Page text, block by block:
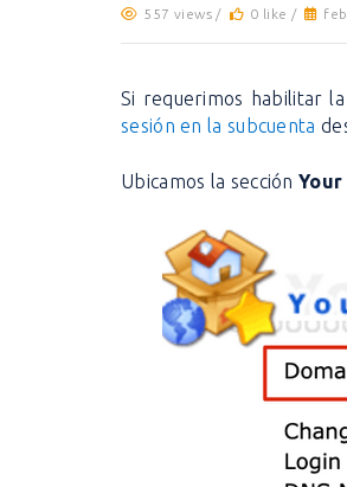
557 views / 0 like /
Si requerimos habilitar la
sesión en la subcuenta
Ubicamos la sección